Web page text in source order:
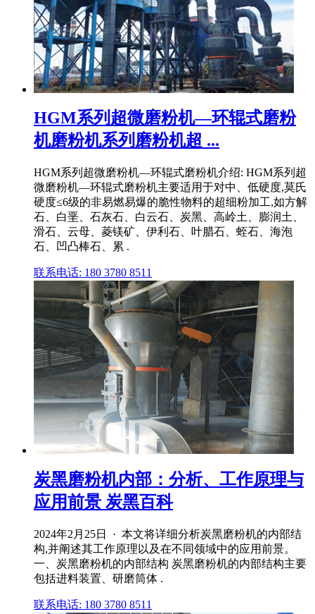
HGM系列超微磨粉机—环辊式磨粉
机磨粉机系列磨粉机超 ...
HGM系列超微磨粉机—环辊式磨粉机介绍: HGM系列超
微磨粉机—环辊式磨粉机主要适用于对中、低硬度,莫氏
硬度≤6级的非易燃易爆的脆性物料的超细粉加工,如方解
石、白垩、石灰石、白云石、炭黑、高岭土、膨润土、
滑石、云母、菱镁矿、伊利石、叶腊石、蛭石、海泡
石、凹凸棒石、累 .
联系电话: 180 3780 8511
炭黑磨粉机内部：分析、工作原理与
应用前景 炭黑百科
2024年2月25日 · 本文将详细分析炭黑磨粉机的内部结
构,并阐述其工作原理以及在不同领域中的应用前景。
一、炭黑磨粉机的内部结构 炭黑磨粉机的内部结构主要
包括进料装置、研磨筒体 .
联系电话: 180 3780 8511